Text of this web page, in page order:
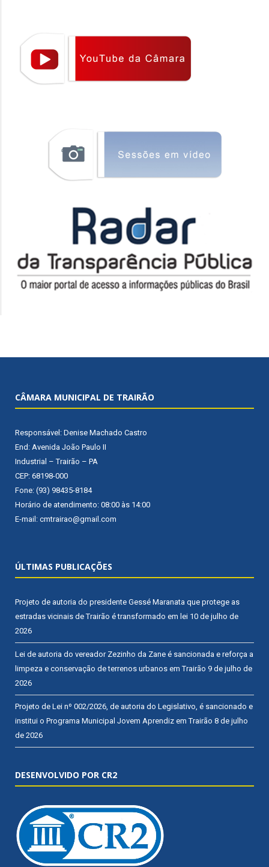
CÂMARA MUNICIPAL DE TRAIRÃO
Responsável: Denise Machado Castro
End: Avenida João Paulo II
Industrial – Trairão – PA
CEP: 68198-000
Fone: (93) 98435-8184
Horário de atendimento: 08:00 às 14:00
E-mail: cmtrairao@gmail.com
ÚLTIMAS PUBLICAÇÕES
Projeto de autoria do presidente Gessé Maranata que protege as
estradas vicinais de Trairão é transformado em lei 10 de julho de
2026
Lei de autoria do vereador Zezinho da Zane é sancionada e reforça a
limpeza e conservação de terrenos urbanos em Trairão 9 de julho de
2026
Projeto de Lei nº 002/2026, de autoria do Legislativo, é sancionado e
institui o Programa Municipal Jovem Aprendiz em Trairão 8 de julho
de 2026
DESENVOLVIDO POR CR2